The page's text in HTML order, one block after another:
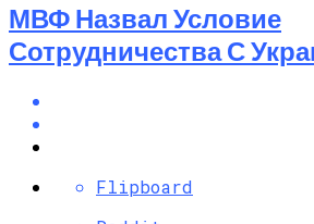
МВФ Назвал Условие
Сотрудничества С
Flipboard